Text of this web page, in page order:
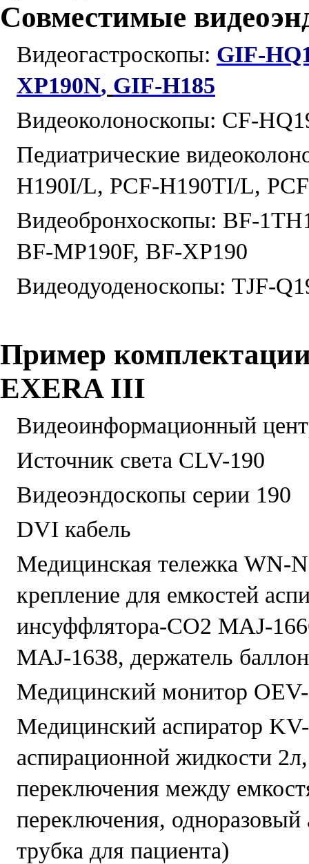
Совместимые
Видеогастроскопы: GIF-
XP190N, GIF-H185
Видеоколоноскопы: CF-
Педиатрические
H190I/L, PCF-H190TI/L,
Видеобронхоскопы: BF-
BF-MP190F, BF-XP190
Видеодуоденоскопы: TJF-
Пример
EXERA III
Видеоинформационный
Источник света CLV-190
Видеоэндоскопы серии 190
DVI кабель
Медицинская тележка WN-
крепление для емкостей
инсуффлятора-СО2 MAJ-
MAJ-1638, держатель
Медицинский монитор
Медицинский аспиратор
аспирационной жидкости
переключения между
переключения, одноразовый
трубка для пациента)